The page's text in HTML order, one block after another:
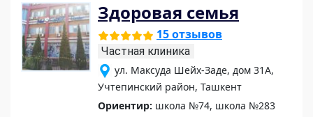
Здоровая семья
15 отзывов
Частная клиника
ул. Максуда Шейх-Заде, дом 31А,
Учтепинский район, Ташкент
Ориентир: школа №74, школа №283